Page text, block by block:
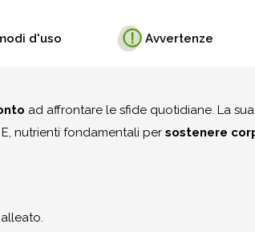
d'uso Avvertenze
ad affrontare le sfide quotidiane. La
nutrienti fondamentali per sostenere